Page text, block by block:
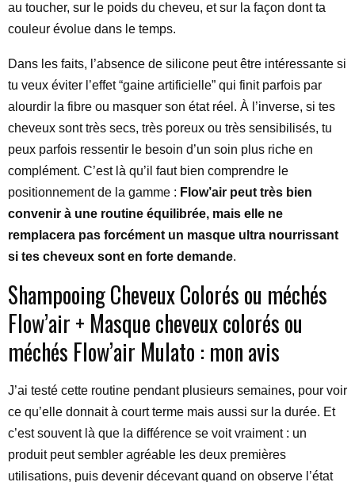
au toucher, sur le poids du cheveu, et sur la façon dont ta
couleur évolue dans le temps.
Dans les faits, l’absence de silicone peut être intéressante si
tu veux éviter l’effet “gaine artificielle” qui finit parfois par
alourdir la fibre ou masquer son état réel. À l’inverse, si tes
cheveux sont très secs, très poreux ou très sensibilisés, tu
peux parfois ressentir le besoin d’un soin plus riche en
complément. C’est là qu’il faut bien comprendre le
positionnement de la gamme : Flow’air peut très bien
convenir à une routine équilibrée, mais elle ne
remplacera pas forcément un masque ultra nourrissant
si tes cheveux sont en forte demande.
Shampooing Cheveux Colorés ou méchés
Flow’air + Masque cheveux colorés ou
méchés Flow’air Mulato : mon avis
J’ai testé cette routine pendant plusieurs semaines, pour voir
ce qu’elle donnait à court terme mais aussi sur la durée. Et
c’est souvent là que la différence se voit vraiment : un
produit peut sembler agréable les deux premières
utilisations, puis devenir décevant quand on observe l’état